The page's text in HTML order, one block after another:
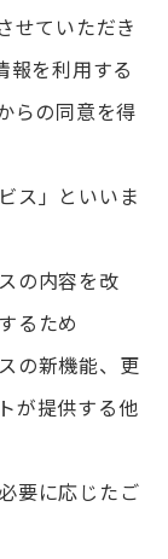
せていただき
報を利⽤する
らの同意を得
ス」といいま
の内容を改
るため
の新機能、更
が提供する他
要に応じたご